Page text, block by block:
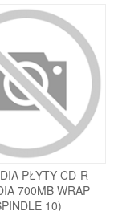
PŁYTY CD-R
700MB WRAP
10)